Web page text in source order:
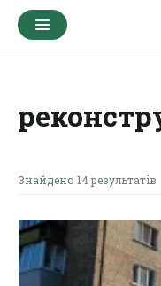
Знайдено 14 результатів